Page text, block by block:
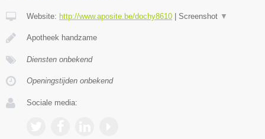
Website: http://www.aposite.be/dochy8610 Screenshot ▼
Apotheek handzame
Diensten onbekend
Openingstijden onbekend
Sociale media: